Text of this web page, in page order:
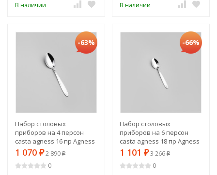
В наличии В наличии
-63%
Набор столовых
приборов на 4 персон
casta agness 16 пр Agness
(942-557)
1 070 ₽2 890₽
0
-66%
Набор столовых
приборов на 6 персон
casta agness 18 пр Agness
(942-556)
1 101 ₽3 266₽
0